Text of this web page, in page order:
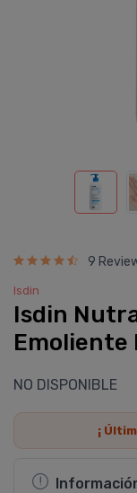
9
Isdin
Isdin
Emoliente
NO DISPONIBLE
¡